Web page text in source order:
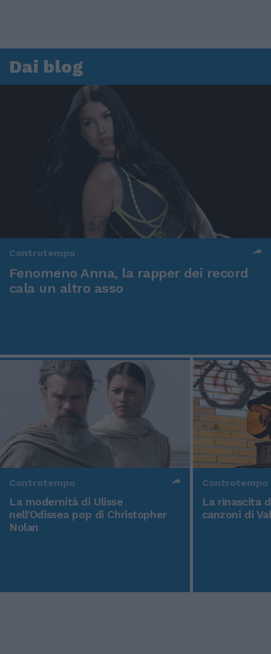
Dai blog
Controtempo
Fenomeno Anna, la rapper dei record
cala un altro asso
Controtempo
La modernità di Ulisse
nell'Odissea pop di Christopher
Nolan
Controtempo
La rinascita
canzoni di